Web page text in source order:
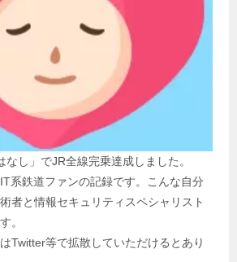
し」でJR全線完乗達成しました。
系鉄道ファンの記録です。こんな自分
者と情報セキュリティスペシャリスト
。
Twitter等で拡散していただけるとあり